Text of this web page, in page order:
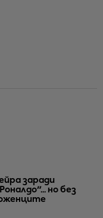
заради
но без